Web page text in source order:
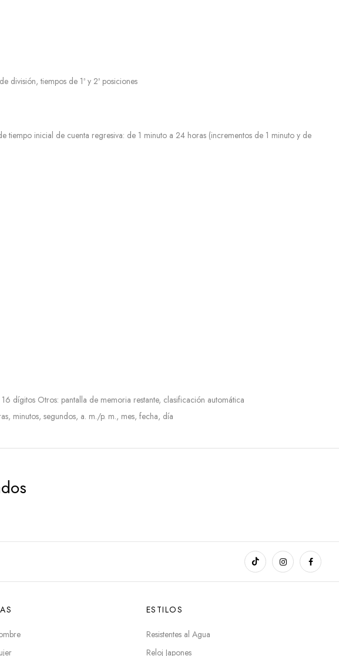
tiempos de 1ª y 2ª posiciones
inicial de cuenta regresiva: de 1 minuto a 24 horas (incrementos de 1 minuto y de
dígitos Otros: pantalla de memoria restante, clasificación automática
minutos, segundos, a. m./p. m., mes, fecha, día
ESTILOS
Resistentes al Agua
Reloj Japones